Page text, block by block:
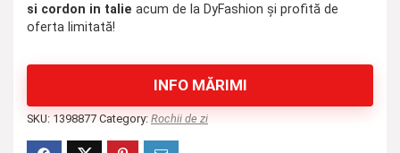
si cordon in talie acum de la DyFashion și profită de
oferta limitată!
INFO MĂRIMI
SKU: 1398877 Category: Rochii de zi